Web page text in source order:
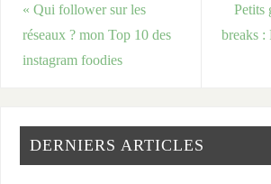
« Qui follower sur les
réseaux ? mon Top 10 des
instagram foodies
Petits
breaks :
DERNIERS ARTICLES